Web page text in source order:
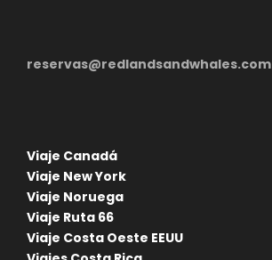
reservas@redlandsandwhales.com
Viaje Canadá
Viaje New York
Viaje Noruega
Viaje Ruta 66
Viaje Costa Oeste EEUU